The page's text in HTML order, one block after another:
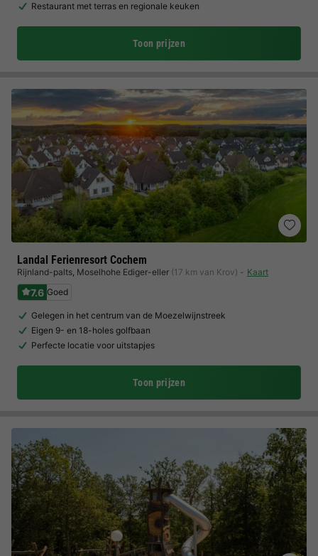
Restaurant met terras en regionale keuken
Toon prijzen
Landal Ferienresort Cochem
Rijnland-palts, Moselhohe Ediger-eller (17 km van Krov) Kaart
7.6 Goed
Gelegen in het centrum van de Moezelwijnstreek
Eigen 9- en 18-holes golfbaan
Perfecte locatie voor uitstapjes
Toon prijzen